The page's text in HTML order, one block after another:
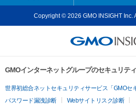
Copyright © 2026 GMO INSIGHT Inc.
GMOインターネットグループのセキュリテ
世界初総合ネットセキュリティサービス「GMOセ
パスワード漏洩診断
Webサイトリスク診断